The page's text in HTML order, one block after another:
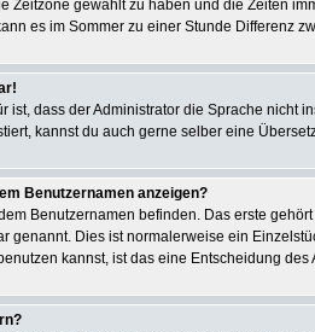
Zeitzone gewählt zu haben und die Zeiten
es im Sommer zu einer Stunde Differenz
ist, dass der Administrator die Sprache
kannst du auch gerne selber eine
Benutzernamen anzeigen?
Benutzernamen befinden. Das erste
genannt. Dies ist normalerweise ein
kannst, ist das eine Entscheidung